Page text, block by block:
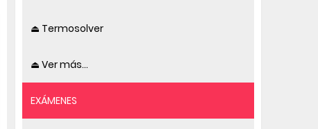
⏏ Termosolver
⏏ Ver más...
EXÁMENES